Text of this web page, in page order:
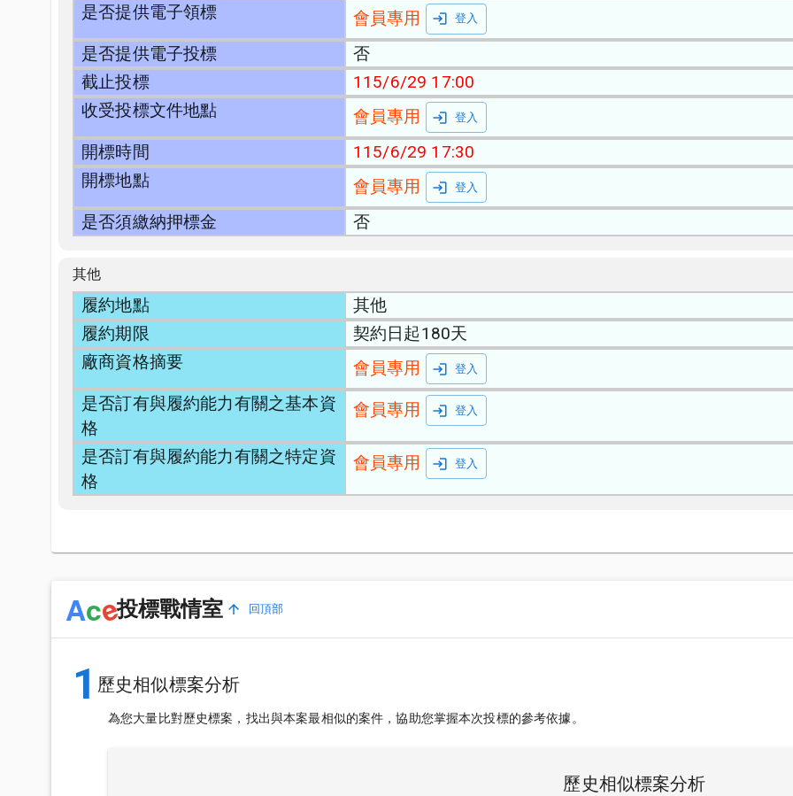
是否提供電子領標 會員專用 登入
是否提供電子投標
否
截止投標
115/6/29 17:00
收受投標文件地點
會員專用 登入
開標時間
115/6/29 17:30
開標地點
會員專用 登入
是否須繳納押標金 否
其他
履約地點
其他
履約期限
契約日起180天
廠商資格摘要
會員專用 登入
是否訂有與履約能力有關之基本資
格
會員專用 登入
是否訂有與履約能力有關之特定資
格
會員專用 登入
Ace投標戰情室 回頂部
1 歷史相似標案分析
為您大量比對歷史標案，找出與本案最相似的案件，協助您掌握本次投標的參考依據。
歷史相似標案分析